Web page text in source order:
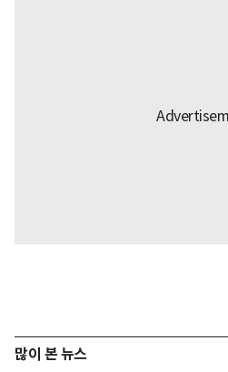
많이 본 뉴스